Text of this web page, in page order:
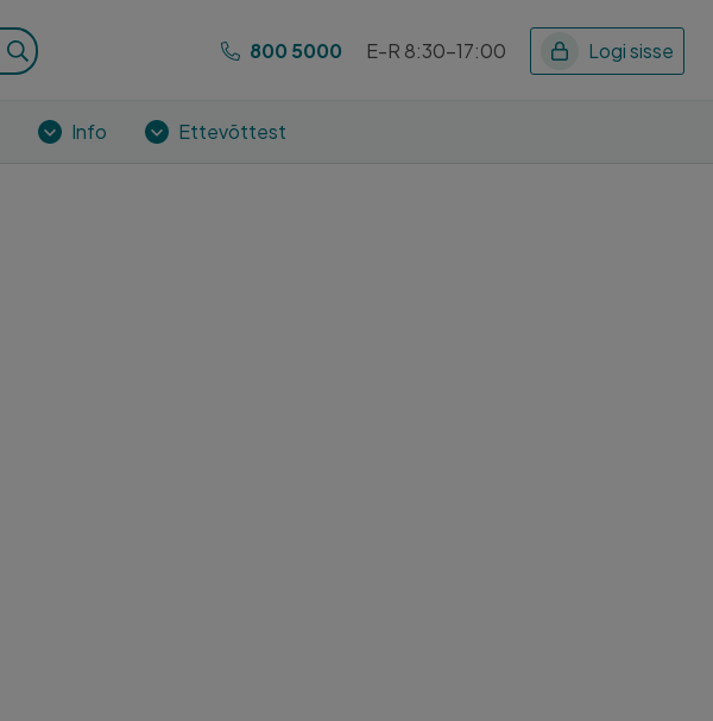
800 5000 E-R 8:30-17:00 Logi sisse
Info Ettevõttest